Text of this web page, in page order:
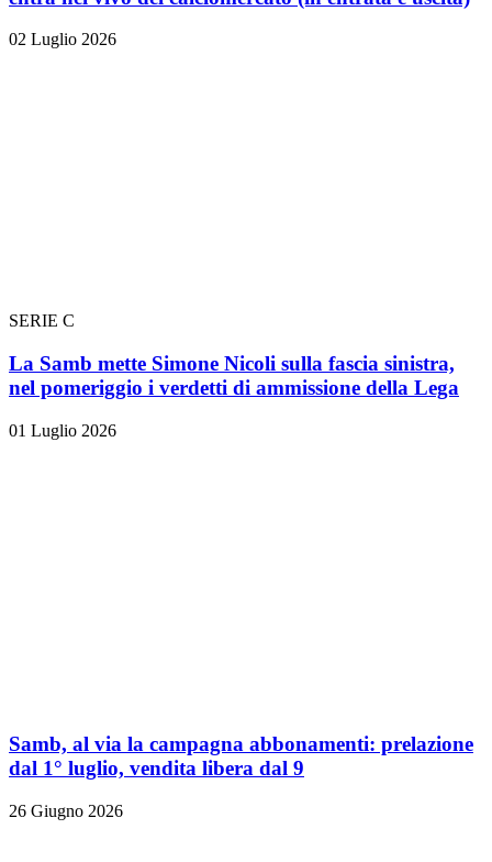
02 Luglio 2026
SERIE C
La Samb mette Simone Nicoli sulla fascia sinistra,
nel pomeriggio i verdetti di ammissione della Lega
01 Luglio 2026
Samb, al via la campagna abbonamenti: prelazione
dal 1° luglio, vendita libera dal 9
26 Giugno 2026